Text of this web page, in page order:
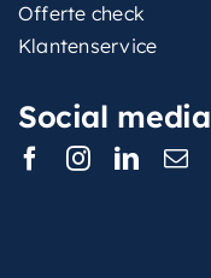
Offerte check
Klantenservice
Social media